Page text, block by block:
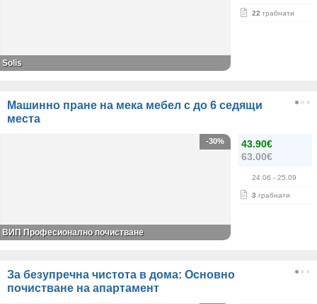
22 грабнати
Solis
Машинно пране на мека мебел с до 6 седящи
места
43.90€
63.00€
24.06 - 25.09
3 грабнати
-30%
ВИП Професионално почистване
За безупречна чистота в дома: Основно
почистване на апартамент